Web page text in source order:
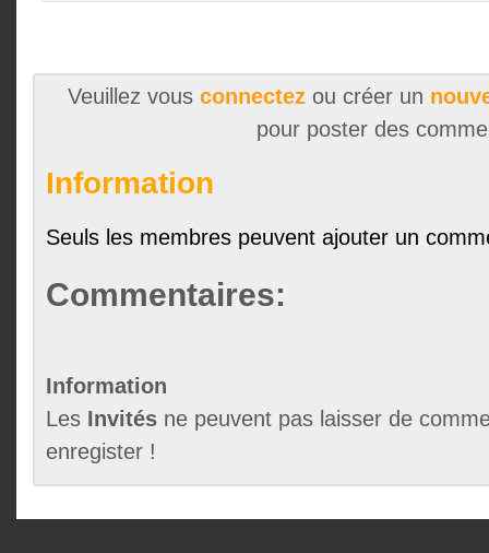
Veuillez vous connectezou créer un
pour poster des
Information
Seuls les membres peuvent ajouter un
Commentaires:
Information
Les Invités ne peuvent pas laisser de
enregister !